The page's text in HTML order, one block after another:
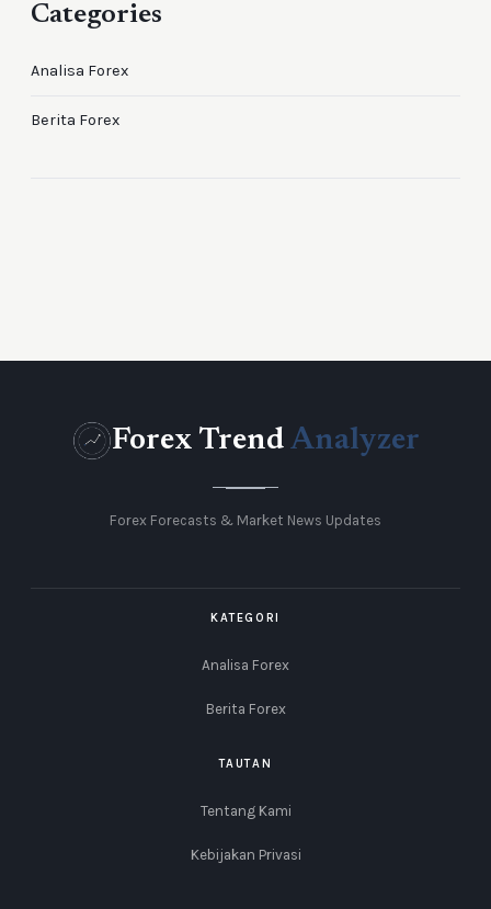
Categories
Analisa Forex
Berita Forex
Forex Trend Analyzer
Forex Forecasts & Market News Updates
KATEGORI
Analisa Forex
Berita Forex
TAUTAN
Tentang Kami
Kebijakan Privasi